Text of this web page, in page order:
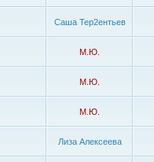
Саша Тер2ентьев
М.Ю.
М.Ю.
М.Ю.
Лиза Алексеева